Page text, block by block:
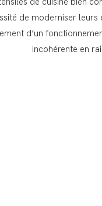
de moderniser
d’un
incohérente en